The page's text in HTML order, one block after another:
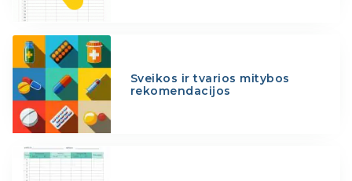
Sveikos ir tvarios mitybos
rekomendacijos